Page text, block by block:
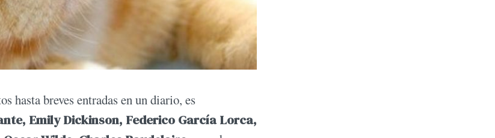
hasta breves entradas en un diario, es
Emily Dickinson, Federico García Lorca,